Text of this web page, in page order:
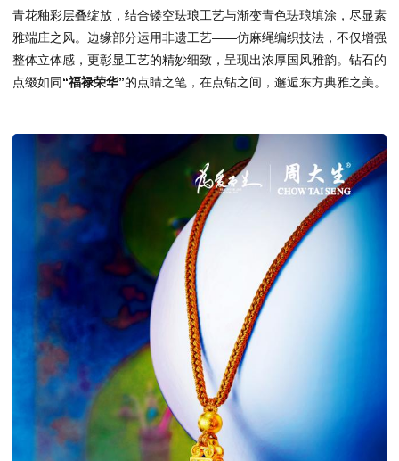
青花釉彩层叠绽放，结合镂空珐琅工艺与渐变青色珐琅填涂，尽显素
雅端庄之风。边缘部分运用非遗工艺——仿麻绳编织技法，不仅增强
整体立体感，更彰显工艺的精妙细致，呈现出浓厚国风雅韵。钻石的
点缀如同“福禄荣华”的点睛之笔，在点钻之间，邂逅东方典雅之美。